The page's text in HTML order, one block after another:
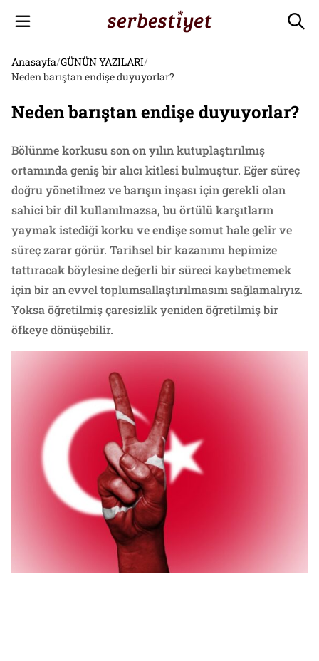
Anasayfa/GÜNÜN YAZILARI/
Neden barıştan endişe duyuyorlar?
Neden barıştan endişe duyuyorlar?
Bölünme korkusu son on yılın kutuplaştırılmış
ortamında geniş bir alıcı kitlesi bulmuştur. Eğer süreç
doğru yönetilmez ve barışın inşası için gerekli olan
sahici bir dil kullanılmazsa, bu örtülü karşıtların
yaymak istediği korku ve endişe somut hale gelir ve
süreç zarar görür. Tarihsel bir kazanımı hepimize
tattıracak böylesine değerli bir süreci kaybetmemek
için bir an evvel toplumsallaştırılmasını sağlamalıyız.
Yoksa öğretilmiş çaresizlik yeniden öğretilmiş bir
öfkeye dönüşebilir.